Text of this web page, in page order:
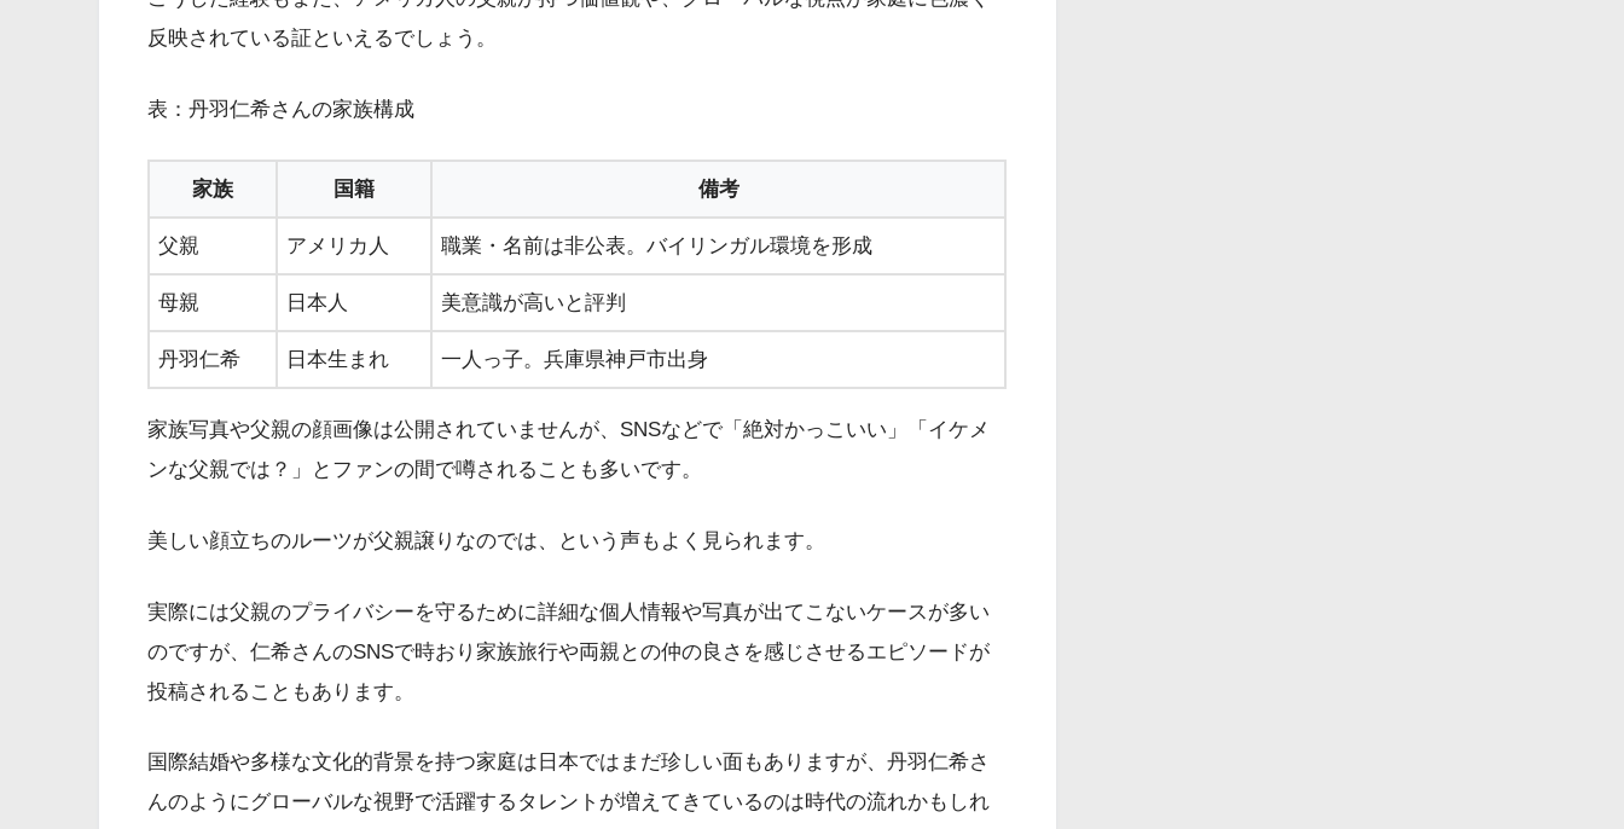
反映されている証といえるでしょう。
表：丹羽仁希さんの家族構成
家族 国籍 備考
父親 アメリカ人 職業・名前は非公表。バイリンガル環境を形成
母親 日本人 美意識が高いと評判
丹羽仁希 日本生まれ 一人っ子。兵庫県神戸市出身
家族写真や父親の顔画像は公開されていませんが、SNSなどで「絶対かっこいい」「イケメ
ンな父親では？」とファンの間で噂されることも多いです。
美しい顔立ちのルーツが父親譲りなのでは、という声もよく見られます。
実際には父親のプライバシーを守るために詳細な個人情報や写真が出てこないケースが多い
のですが、仁希さんのSNSで時おり家族旅行や両親との仲の良さを感じさせるエピソードが
投稿されることもあります。
国際結婚や多様な文化的背景を持つ家庭は日本ではまだ珍しい面もありますが、丹羽仁希さ
んのようにグローバルな視野で活躍するタレントが増えてきているのは時代の流れかもしれ